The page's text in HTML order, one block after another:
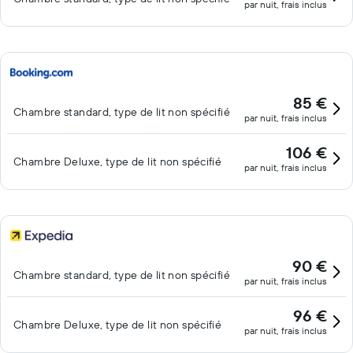
par nuit, frais inclus
Chambre standard, type de lit non spécifié 85 €
par nuit, frais inclus
Chambre Deluxe, type de lit non spécifié 106 €
par nuit, frais inclus
Chambre standard, type de lit non spécifié 90 €
par nuit, frais inclus
Chambre Deluxe, type de lit non spécifié 96 €
par nuit, frais inclus